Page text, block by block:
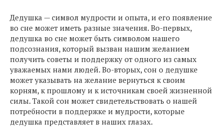
Дедушка — символ мудрости и опыта, и его появление
во сне может иметь разные значения. Во-первых,
дедушка во сне может быть символом нашего
подсознания, который вызван нашим желанием
получить советы и поддержку от одного из самых
уважаемых нами людей. Во-вторых, сон о дедушке
может указывать на желание вернуться к своим
корням, к прошлому и к источникам своей жизненной
силы. Такой сон может свидетельствовать о нашей
потребности в поддержке и мудрости, которые
дедушка представляет в наших глазах.